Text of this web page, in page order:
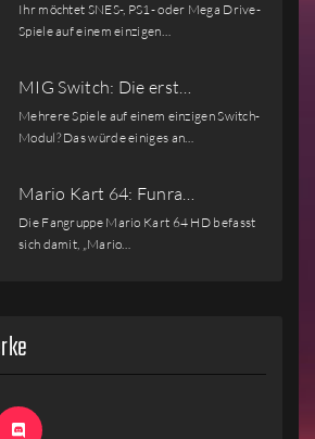
Ihr möchtet SNES-, PS1- oder Mega Drive-
Spiele auf einem einzigen…
MIG Switch: Die erst…
Mehrere Spiele auf einem einzigen Switch-
Modul? Das würde einiges an…
Mario Kart 64: Funra…
Die Fangruppe Mario Kart 64 HD befasst
sich damit, „Mario…